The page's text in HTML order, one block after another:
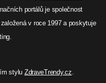
portálů je společnost
v roce 1997 a poskytuje
stylu ZdraveTrendy.cz